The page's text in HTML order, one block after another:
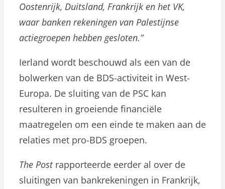
Oostenrijk, Duitsland, Frankrijk en het VK,
waar banken rekeningen van Palestijnse
actiegroepen hebben gesloten.”
Ierland wordt beschouwd als een van de
bolwerken van de BDS-activiteit in West-
Europa. De sluiting van de PSC kan
resulteren in groeiende financiële
maatregelen om een einde te maken aan de
relaties met pro-BDS groepen.
The Postrapporteerde eerder al over de
sluitingen van bankrekeningen in Frankrijk,